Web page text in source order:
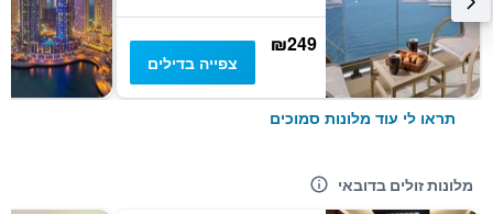
₪249
צפייה בדילים
תראו לי עוד מלונות סמוכים
מלונות זולים בדובאי